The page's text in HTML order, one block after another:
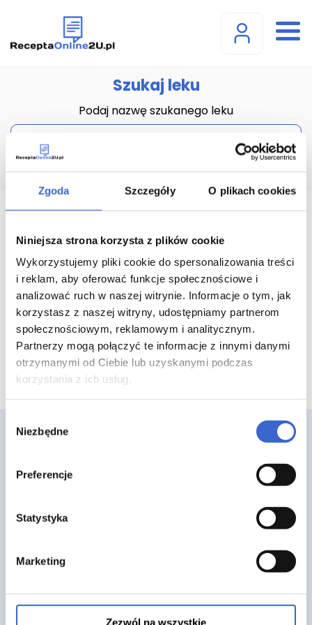
Zgoda Szczegóły O plikach cookies
Niniejsza strona korzysta z plików cookie
Wykorzystujemy pliki cookie do spersonalizowania treści
i reklam, aby oferować funkcje społecznościowe i
analizować ruch w naszej witrynie. Informacje o tym, jak
korzystasz z naszej witryny, udostępniamy partnerom
społecznościowym, reklamowym i analitycznym.
Partnerzy mogą połączyć te informacje z innymi danymi
otrzymanymi od Ciebie lub uzyskanymi podczas
korzystania z ich usług.
zgody
Niezbędne
Preferencje
Statystyka
Marketing
Zezwól na wszystkie
Szukaj leku
Podaj nazwę szukanego leku
Ajovy roztwór do
wstrzykiwań w ampułko-
strzykawce (225 mg) - 1
amp.-strzyk. 1,5 ml
Regulamin